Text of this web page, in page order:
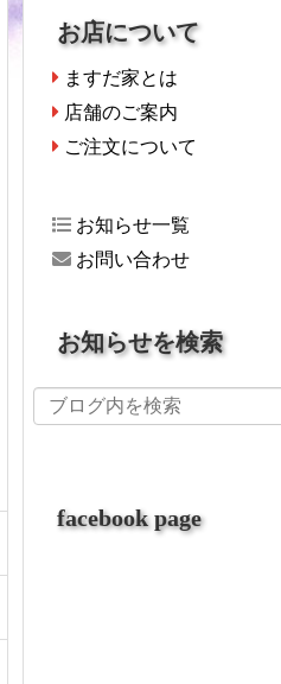
お店について
ますだ家とは
店舗のご案内
ご注文について
お知らせ一覧
お問い合わせ
お知らせを検索
facebook page